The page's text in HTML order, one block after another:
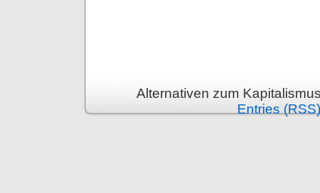
Alternativen zum
Entries (RSS)